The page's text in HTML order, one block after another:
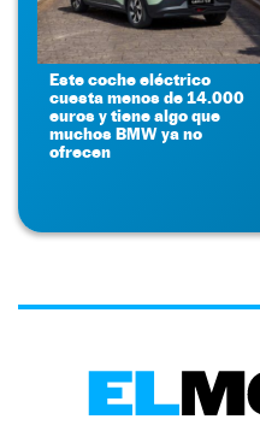
Este coche eléctrico
cuesta menos de 14.000
euros y tiene algo que
muchos BMW ya no
ofrecen